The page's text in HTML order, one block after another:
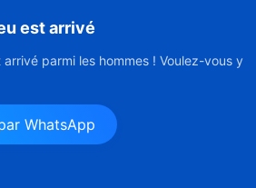
est arrivé
parmi les hommes ! Voulez-vous y
WhatsApp